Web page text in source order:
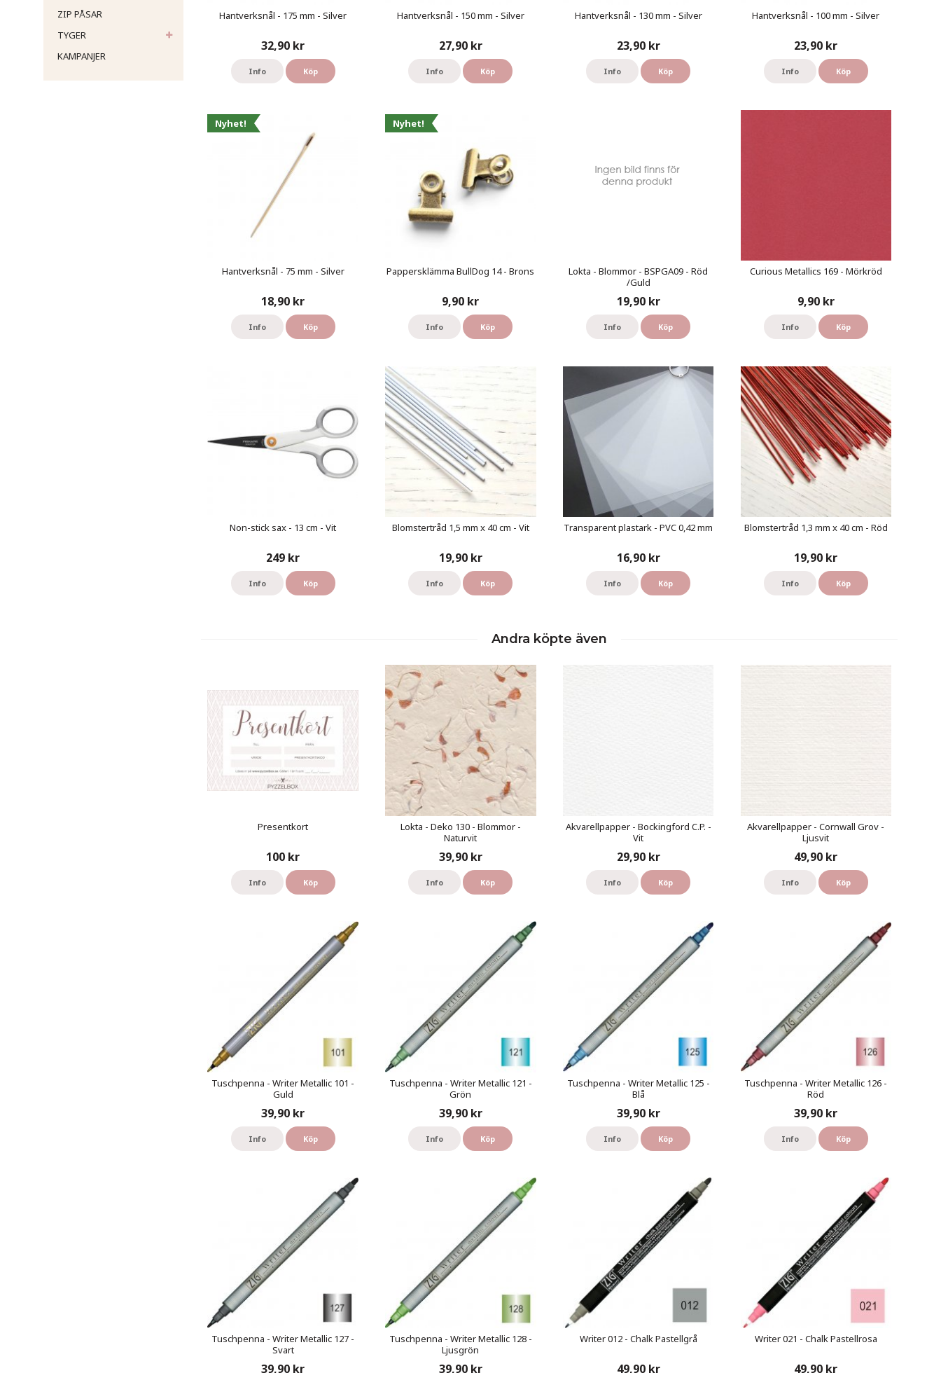
ZIP PÅSAR
TYGER
KAMPANJER
Hantverksnål - 175 mm - Silver
32,90 kr
Info Köp
Hantverksnål - 150 mm - Silver
27,90 kr
Info Köp
Hantverksnål - 130 mm - Silver
23,90 kr
Info Köp
Hantverksnål - 100 mm - Silver
23,90 kr
Info Köp
Nyhet!
Hantverksnål - 75 mm - Silver
18,90 kr
Info Köp
Nyhet!
Pappersklämma BullDog 14 - Brons
9,90 kr
Info Köp
Lokta - Blommor - BSPGA09 - Röd
/Guld
19,90 kr
Info Köp
Curious Metallics 169 - Mörkröd
9,90 kr
Info Köp
Non-stick sax - 13 cm - Vit
249 kr
Info Köp
Blomstertråd 1,5 mm x 40 cm - Vit
19,90 kr
Info Köp
Transparent plastark - PVC 0,42 mm
16,90 kr
Info Köp
Blomstertråd 1,3 mm x 40 cm - Röd
19,90 kr
Info Köp
Andra köpte även
Presentkort
100 kr
Info Köp
Lokta - Deko 130 - Blommor -
Naturvit
39,90 kr
Info Köp
Akvarellpapper - Bockingford C.P. -
Vit
29,90 kr
Info Köp
Akvarellpapper - Cornwall Grov -
Ljusvit
49,90 kr
Info Köp
Tuschpenna - Writer Metallic 101 -
Guld
39,90 kr
Info Köp
Tuschpenna - Writer Metallic 121 -
Grön
39,90 kr
Info Köp
Tuschpenna - Writer Metallic 125 -
Blå
39,90 kr
Info Köp
Tuschpenna - Writer Metallic 126 -
Röd
39,90 kr
Info Köp
Tuschpenna - Writer Metallic 127 -
Svart
39,90 kr
Tuschpenna - Writer Metallic 128 -
Ljusgrön
39,90 kr
Writer 012 - Chalk Pastellgrå
49,90 kr
Writer 021 - Chalk Pastellrosa
49,90 kr